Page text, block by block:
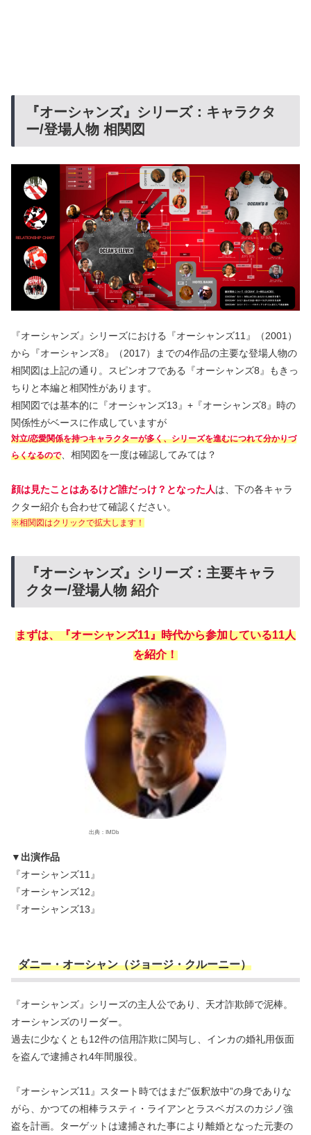
『オーシャンズ』シリーズ：キャラクタ
ー/登場人物 相関図
『オーシャンズ』シリーズにおける『オーシャンズ11』（2001）
から『オーシャンズ8』（2017）までの4作品の主要な登場人物の
相関図は上記の通り。スピンオフである『オーシャンズ8』もきっ
ちりと本編と相関性があります。
相関図では基本的に『オーシャンズ13』+『オーシャンズ8』時の
関係性がベースに作成していますが
対立/恋愛関係を持つキャラクターが多く、シリーズを進むにつれて分かりづ
らくなるので、相関図を一度は確認してみては？
顔は見たことはあるけど誰だっけ？となった人は、下の各キャラ
クター紹介も合わせて確認ください。
※相関図はクリックで拡大します！
『オーシャンズ』シリーズ：主要キャラ
クター/登場人物 紹介
まずは、『オーシャンズ11』時代から参加している11人
を紹介！
出典：IMDb
▼出演作品
『オーシャンズ11』
『オーシャンズ12』
『オーシャンズ13』
ダニー・オーシャン（ジョージ・クルーニー）
『オーシャンズ』シリーズの主人公であり、天才詐欺師で泥棒。
オーシャンズのリーダー。
過去に少なくとも12件の信用詐欺に関与し、インカの婚礼用仮面
を盗んで逮捕され4年間服役。
『オーシャンズ11』スタート時ではまだ”仮釈放中”の身でありな
がら、かつての相棒ラスティ・ライアンとラスベガスのカジノ強
盗を計画。ターゲットは逮捕された事により離婚となった元妻の